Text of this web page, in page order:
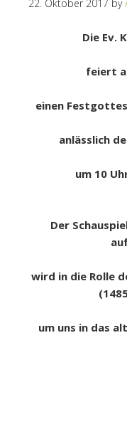
22. Oktober 2017 by
Die Ev.
feiert
einen
anlässlich
um 10
Der
wird in die Rolle
um uns in das